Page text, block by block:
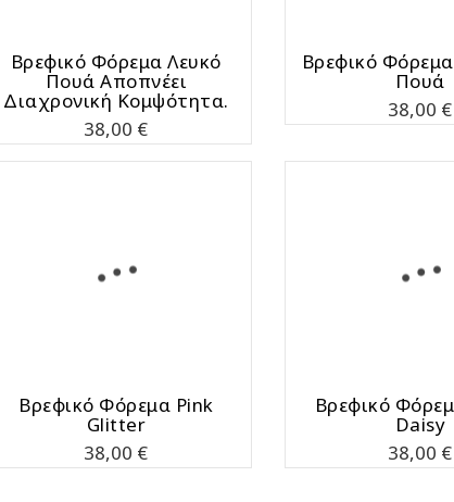
Bρεφικό Φόρεμα Λευκό
Πουά Αποπνέει
Διαχρονική Κομψότητα.
Τιμή
38,00 €
Bρεφικό
Πουά
Τιμή
38,00 €
Bρεφικό Φόρεμα Pink
Glitter
Τιμή
38,00 €
Βρεφικό
Daisy
Τιμή
38,00 €